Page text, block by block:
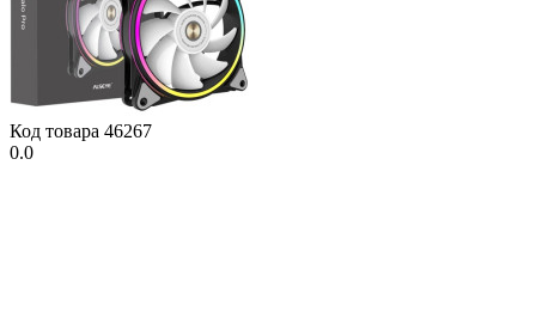
Код товара 46267
0.0